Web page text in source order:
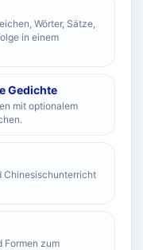
Wörter, Sätze,
in einem
Gedichte
mit optionalem
Chinesischunterricht
Formen zum